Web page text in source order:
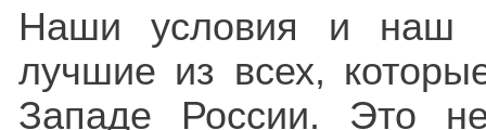
Наши условия и наш
лучшие из всех,
Западе России. Это